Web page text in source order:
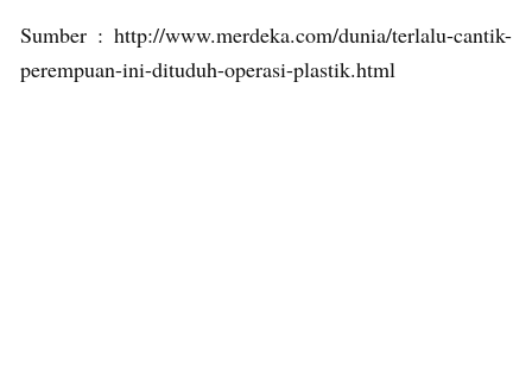
Sumber : http://www.merdeka.com/dunia/terlalu-cantik-
perempuan-ini-dituduh-operasi-plastik.html